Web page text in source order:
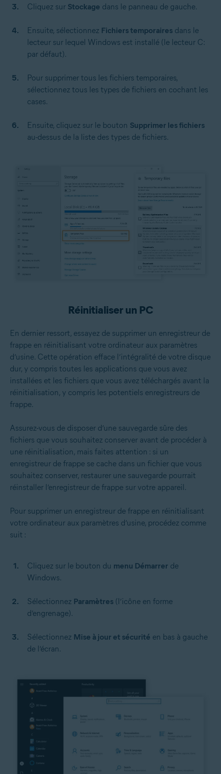
Cliquez sur Stockage dans le panneau de gauche.
Ensuite, sélectionnez Fichiers temporaires dans le
lecteur sur lequel Windows est installé (le lecteur C:
par défaut).
Pour supprimer tous les fichiers temporaires,
sélectionnez tous les types de fichiers en cochant les
cases.
Ensuite, cliquez sur le bouton Supprimer les fichiers
au-dessus de la liste des types de fichiers.
Réinitialiser un PC
En dernier ressort, essayez de supprimer un enregistreur de
frappe en réinitialisant votre ordinateur aux paramètres
d’usine. Cette opération efface l’intégralité de votre disque
dur, y compris toutes les applications que vous avez
installées et les fichiers que vous avez téléchargés avant la
réinitialisation, y compris les potentiels enregistreurs de
frappe.
Assurez-vous de disposer d’une sauvegarde sûre des
fichiers que vous souhaitez conserver avant de procéder à
une réinitialisation, mais faites attention : si un
enregistreur de frappe se cache dans un fichier que vous
souhaitez conserver, restaurer une sauvegarde pourrait
réinstaller l’enregistreur de frappe sur votre appareil.
Pour supprimer un enregistreur de frappe en réinitialisant
votre ordinateur aux paramètres d’usine, procédez comme
suit :
Cliquez sur le bouton du menu Démarrer de
Windows.
Sélectionnez Paramètres (l’icône en forme
d’engrenage).
Sélectionnez Mise à jour et sécurité en bas à gauche
de l’écran.